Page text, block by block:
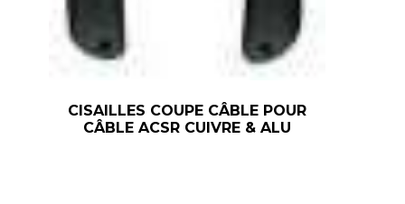
CISAILLES COUPE CÂBLE POUR
CÂBLE ACSR CUIVRE & ALU